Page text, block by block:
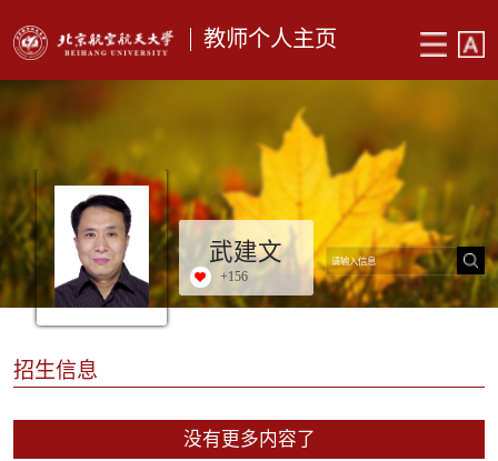
教师个人主页
武建文
+156
招生信息
没有更多内容了